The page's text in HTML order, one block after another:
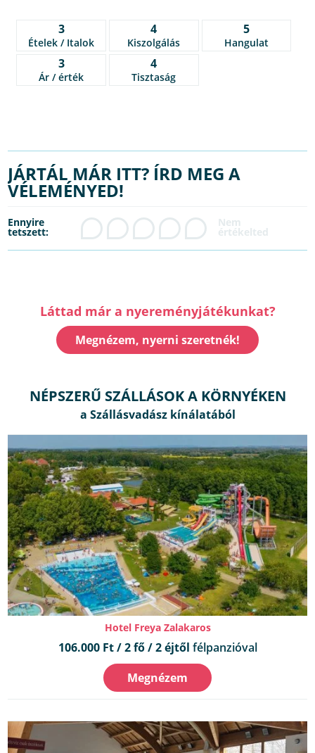
3
Ételek / Italok
4
Kiszolgálás
5
Hangulat
3
Ár / érték
4
Tisztaság
JÁRTÁL MÁR ITT? ÍRD MEG A
VÉLEMÉNYED!
Ennyire
tetszett:
Láttad már a nyereményjátékunkat?
Megnézem, nyerni szeretnék!
NÉPSZERŰ SZÁLLÁSOK A KÖRNYÉKEN
Hotel Freya Zalakaros
106.000 Ft / 2 fő / 2 éjtől félpanzióval
Megnézem